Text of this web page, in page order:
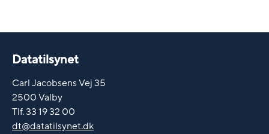
Datatilsynet
Carl Jacobsens Vej 35
2500 Valby
Tlf. 33 19 32 00
dt@datatilsynet.dk